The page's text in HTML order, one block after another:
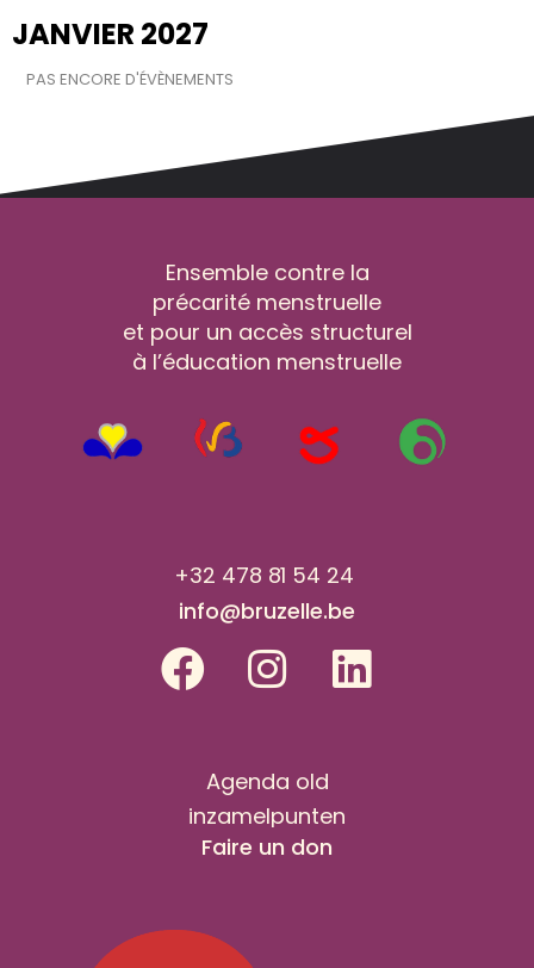
JANVIER 2027
PAS ENCORE D'ÉVÈNEMENTS
Ensemble contre la
précarité menstruelle
et pour un accès structurel
à l’éducation menstruelle
+32 478 81 54 24
info@bruzelle.be
Agenda old
inzamelpunten
Faire un don